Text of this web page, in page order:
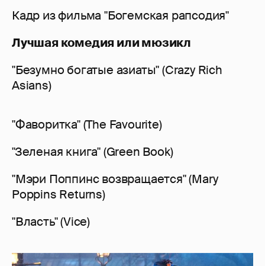
Кадр из фильма "Богемская рапсодия"
Лучшая комедия или мюзикл
"Безумно богатые азиаты" (Crazy Rich
Asians)
"Фаворитка" (The Favourite)
"Зеленая книга" (Green Book)
"Мэри Поппинс возвращается" (Mary
Poppins Returns)
"Власть" (Vice)